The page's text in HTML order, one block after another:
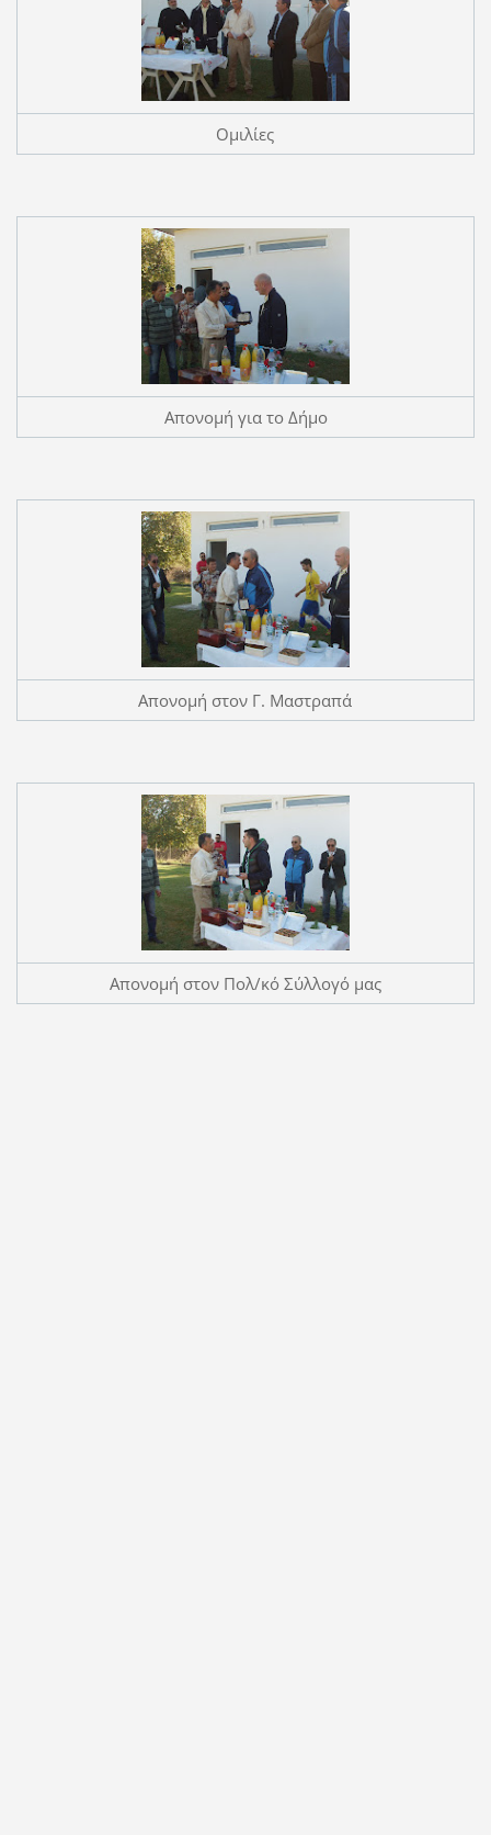
Ομιλίες
Απονομή για το Δήμο
Απονομή στον Γ. Μαστραπά
Απονομή στον Πολ/κό Σύλλογό μας